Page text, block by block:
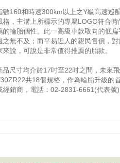
數160和時速300km以上之Y級高速巡
格，主溝上所標示的專屬LOGO符合
的輪胎個性。此一高級車款取向的低
之無不及；而平易近人的親民售價，
說，可說是非常值得推薦的胎款。
品尺寸均介於17吋至22吋之間，未來
共18個規格，作為輪胎升級的
經銷商，電話：02-2831-6661(代表號